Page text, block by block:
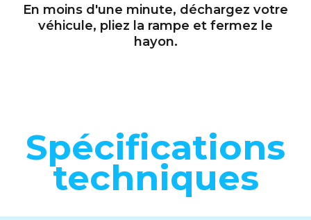
En moins d'une minute, déchargez votre
véhicule, pliez la rampe et fermez le
hayon.
Spécifications
techniques